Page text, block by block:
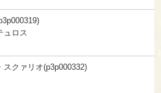
ュロス
スクァリオ(p3p000332)